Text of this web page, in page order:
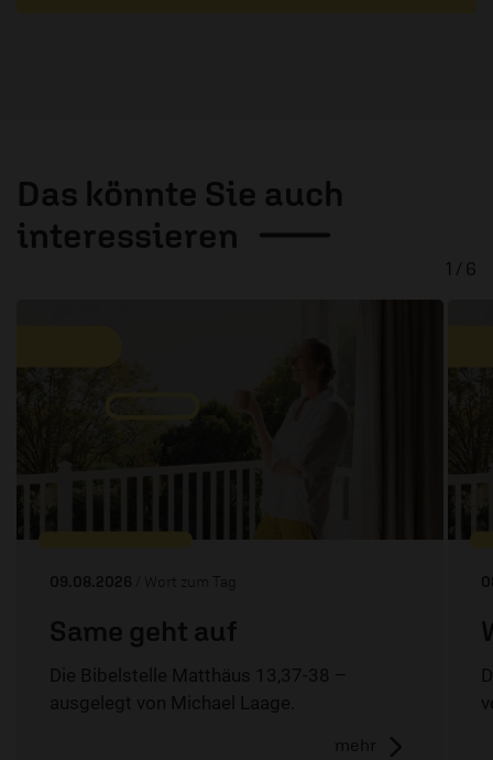
Das könnte Sie auch
interessieren
09.08.2026 / Wort zum Tag
Same geht auf
Die Bibelstelle Matthäus 13,37-38 –
ausgelegt von Michael Laage.
mehr
1 / 6